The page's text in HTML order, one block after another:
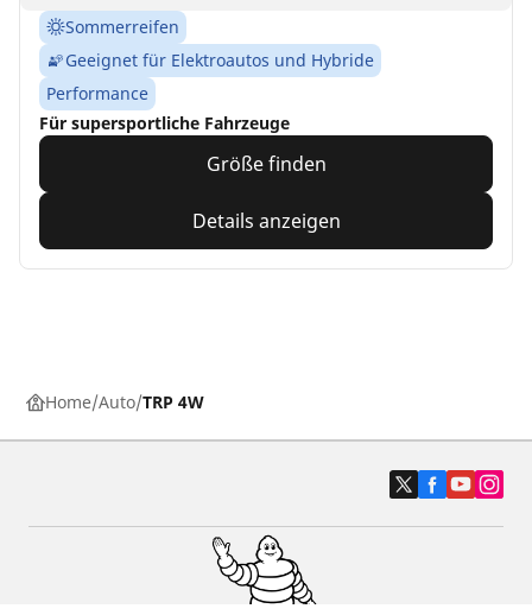
Sommerreifen
Geeignet für Elektroautos und Hybride
Performance
Für supersportliche Fahrzeuge
Größe finden
Details anzeigen
Home Auto TRP 4W